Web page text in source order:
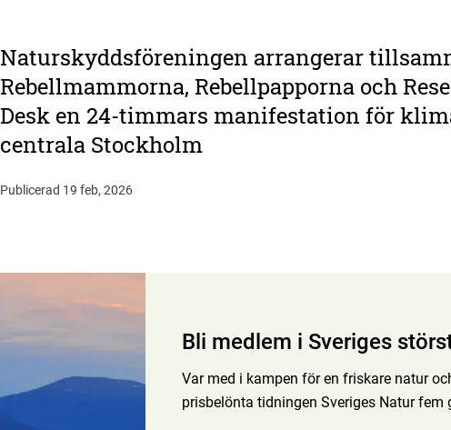
Naturskyddsföreningen arrangerar
Rebellmammorna, Rebellpapporna och
Desk en 24-timmars manifestation för
centrala Stockholm
Publicerad 19 feb, 2026
Bli medlem i Sveriges
Var med i kampen för en friskare natur
prisbelönta tidningen Sveriges Natur fem